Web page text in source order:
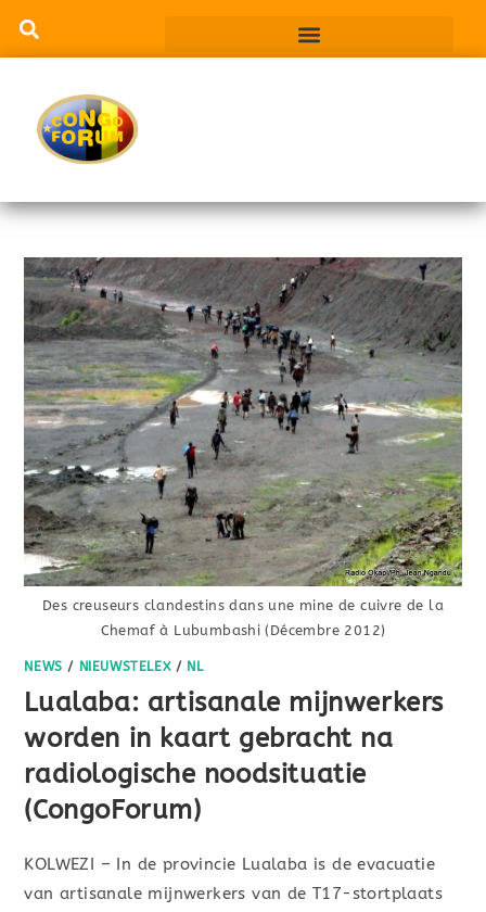
Des creuseurs clandestins dans une mine de cuivre de la
Chemaf à Lubumbashi (Décembre 2012)
NEWS / NIEUWSTELEX/ NL
Lualaba: artisanale mijnwerkers
worden in kaart gebracht na
radiologische noodsituatie
(CongoForum)
KOLWEZI – In de provincie Lualaba is de evacuatie
van artisanale mijnwerkers van de T17-stortplaats